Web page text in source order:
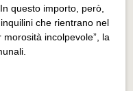
questo importo, però,
che rientrano nel
incolpevole”, la